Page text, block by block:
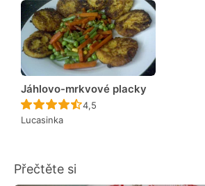
Jáhlovo-mrkvové placky
Recept ještě nebyl hodnocen
4,5
Lucasinka
Přečtěte si